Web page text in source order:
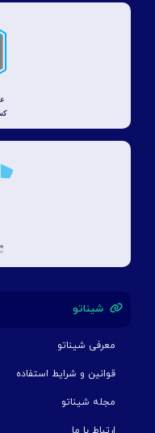
شیناتو
معرفی شیناتو
قوانین و شرایط استفاده
مجله شیناتو